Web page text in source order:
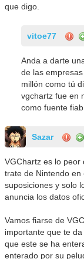
que digo.
vitoe77
Anda a darte
de las
millón como tú
vgchartz fue en
como fuente
Sazar
VGChartz es lo
trate de Nintendo en
suposiciones y solo
anuncia los datos
Vamos fiarse de
importante que te
que este se ha
enterado por su